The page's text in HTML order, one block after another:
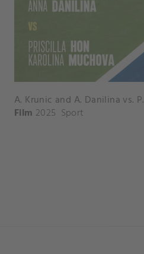
Film 2025 Sport